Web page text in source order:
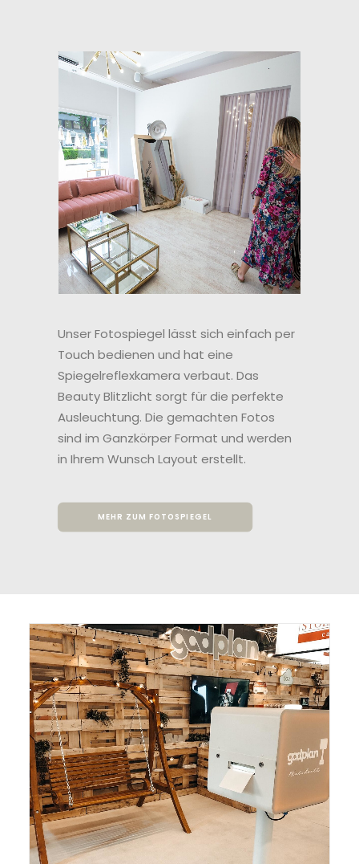
Unser Fotospiegel lässt sich einfach per
Touch bedienen und hat eine
Spiegelreflexkamera verbaut. Das
Beauty Blitzlicht sorgt für die perfekte
Ausleuchtung. Die gemachten Fotos
sind im Ganzkörper Format und werden
in Ihrem Wunsch Layout erstellt.
MEHR ZUM FOTOSPIEGEL